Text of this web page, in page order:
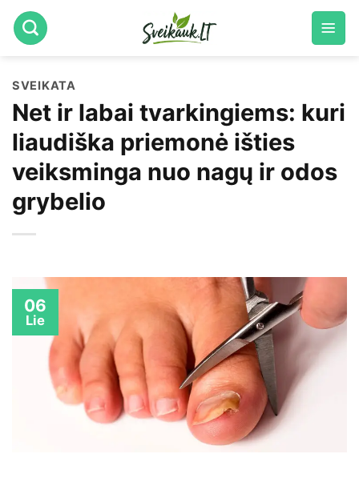
Skip
to
SVEIKATA
Net ir labai tvarkingiems: kuri
liaudiška priemonė išties
veiksminga nuo nagų ir odos
grybelio
06
Lie